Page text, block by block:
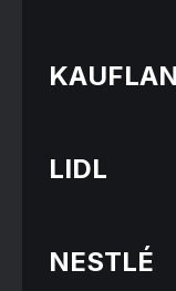
LIDL
NESTLÉ